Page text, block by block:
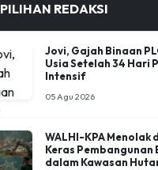
PILIHAN REDAKSI
Jovi, Gajah Binaan
Usia Setelah 34 Hari
Intensif
05 Agu 2026
WALHI-KPA Menolak
Keras Pembangunan
dalam Kawasan